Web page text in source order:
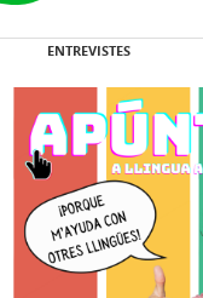
ENTREVISTES